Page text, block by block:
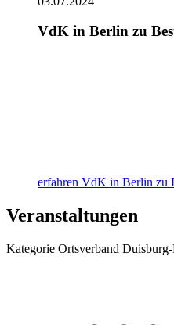
VdK in Berlin zu
erfahren VdK in Berlin zu
Veranstaltungen
Kategorie Ortsverband Duisburg-